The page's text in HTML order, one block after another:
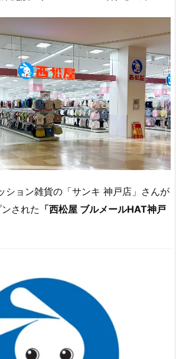
ション雑貨の「サンキ 神戸店」さんが
された 「西松屋 ブルメールHAT神戸